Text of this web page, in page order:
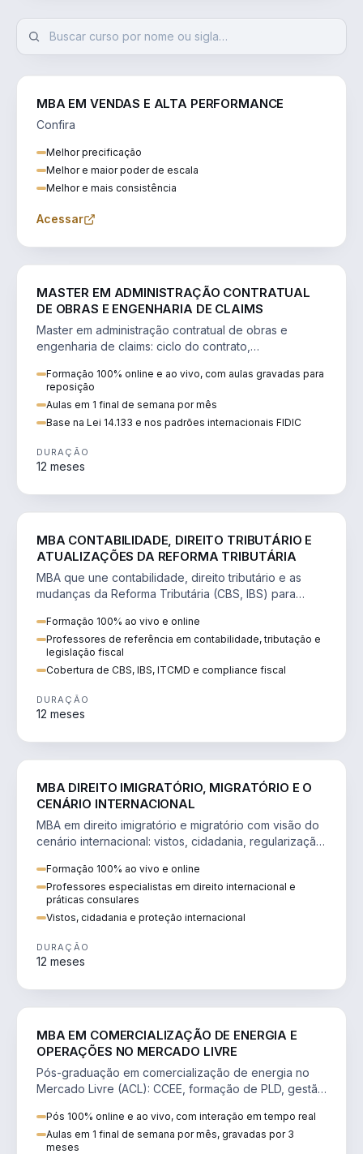
MBA EM VENDAS E ALTA PERFORMANCE
Confira
Melhor precificação
Melhor e maior poder de escala
Melhor e mais consistência
Acessar
MASTER EM ADMINISTRAÇÃO CONTRATUAL
DE OBRAS E ENGENHARIA DE CLAIMS
Master em administração contratual de obras e
engenharia de claims: ciclo do contrato,
Formação 100% online e ao vivo, com aulas gravadas para
reposição
Aulas em 1 final de semana por mês
Base na Lei 14.133 e nos padrões internacionais FIDIC
DURAÇÃO
12 meses
MBA CONTABILIDADE, DIREITO TRIBUTÁRIO E
ATUALIZAÇÕES DA REFORMA TRIBUTÁRIA
MBA que une contabilidade, direito tributário e as
mudanças da Reforma Tributária (CBS, IBS) para
Formação 100% ao vivo e online
Professores de referência em contabilidade, tributação e
legislação fiscal
Cobertura de CBS, IBS, ITCMD e compliance fiscal
DURAÇÃO
12 meses
MBA DIREITO IMIGRATÓRIO, MIGRATÓRIO E O
CENÁRIO INTERNACIONAL
MBA em direito imigratório e migratório com visão do
cenário internacional: vistos, cidadania, regularização
Formação 100% ao vivo e online
Professores especialistas em direito internacional e
práticas consulares
Vistos, cidadania e proteção internacional
DURAÇÃO
12 meses
MBA EM COMERCIALIZAÇÃO DE ENERGIA E
OPERAÇÕES NO MERCADO LIVRE
Pós-graduação em comercialização de energia no
Mercado Livre (ACL): CCEE, formação de PLD, gestão
Pós 100% online e ao vivo, com interação em tempo real
Aulas em 1 final de semana por mês, gravadas por 3
meses